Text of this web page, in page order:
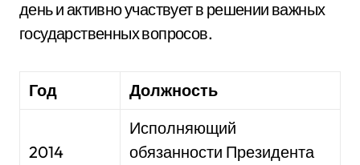
день и активно участвует в решении важных
государственных вопросов.
Год Должность
2014
Исполняющий
обязанности Президента